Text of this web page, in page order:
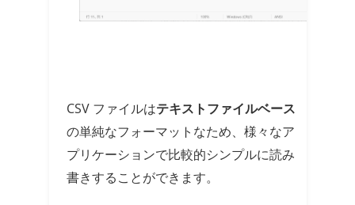
CSV ファイルはテキストファイルベース
の単純なフォーマットなため、様々なア
プリケーションで比較的シンプルに読み
書きすることができます。